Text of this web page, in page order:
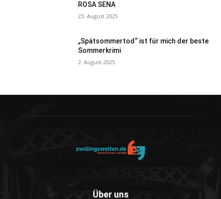
ROSA SENA
23. August 2025
„Spätsommertod“ ist für mich der beste
Sommerkrimi
2. August 2025
Über uns